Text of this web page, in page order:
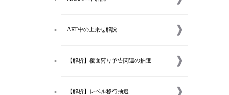
ART中の上乗せ解説
【解析】覆面狩り予告関連の抽選
【解析】レベル移行抽選